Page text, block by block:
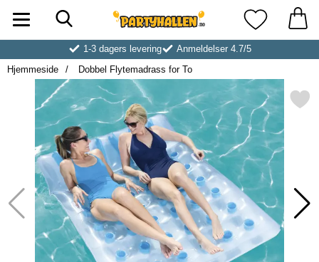
Startsiden for Partyhallen ABMine
1-3 dagers levering
Anmeldelser 4.7/5
Hjemmeside
Dobbel Flytemadrass for To
Merk dobbel